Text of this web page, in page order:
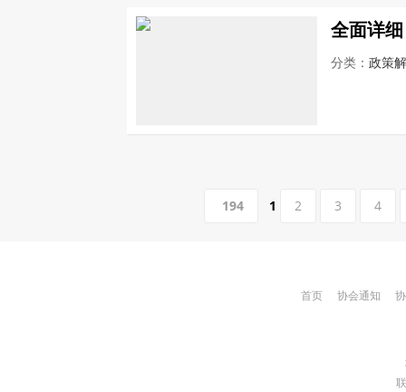
全面详
分类： 政策
194 1 2 3 4
首页 协会通知